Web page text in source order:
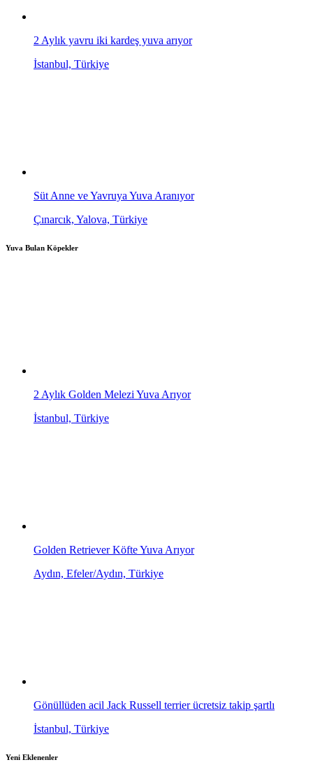
2 Aylık yavru iki kardeş yuva arıyor
İstanbul, Türkiye
Süt Anne ve Yavruya Yuva Aranıyor
Çınarcık, Yalova, Türkiye
Yuva Bulan Köpekler
2 Aylık Golden Melezi Yuva Arıyor
İstanbul, Türkiye
Golden Retriever Köfte Yuva Arıyor
Aydın, Efeler/Aydın, Türkiye
Gönüllüden acil Jack Russell terrier ücretsiz takip şartlı
İstanbul, Türkiye
Yeni Eklenenler